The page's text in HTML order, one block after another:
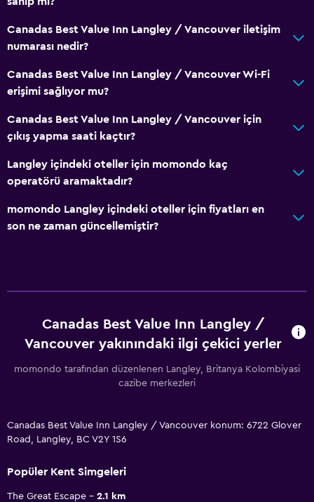
Canadas Best Value Inn Langley / Vancouver iletişim
numarası nedir?
Canadas Best Value Inn Langley / Vancouver Wi-Fi
erişimi sağlıyor mu?
Canadas Best Value Inn Langley / Vancouver için
çıkış yapma saati kaçtır?
Langley içindeki oteller için momondo kaç
operatörü aramaktadır?
momondo Langley içindeki oteller için fiyatları en
son ne zaman güncellemiştir?
Canadas Best Value Inn Langley /
Vancouver yakınındaki ilgi çekici yerler
momondo tarafından düzenlenen Langley, Britanya Kolombiyasi
cazibe merkezleri
Canadas Best Value Inn Langley / Vancouver konum: 6722 Glover
Road, Langley, BC V2Y 1S6
Popüler Kent Simgeleri
The Great Escape
2.1 km